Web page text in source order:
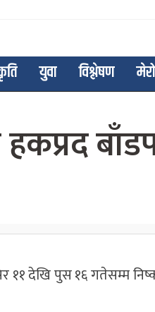
युवा विश्लेषण
११ देखि पुस १६ गतेसम्म